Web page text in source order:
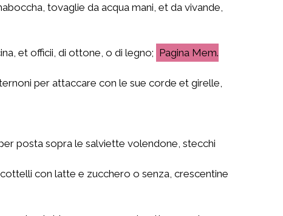
tovaglie da acqua mani, et da vivande,
et officii, di ottone, o di legno;
Mem.
per attaccare con le sue corde et girelle,
posta sopra le salviette volendone, stecchi
con latte e zucchero o senza, crescentine